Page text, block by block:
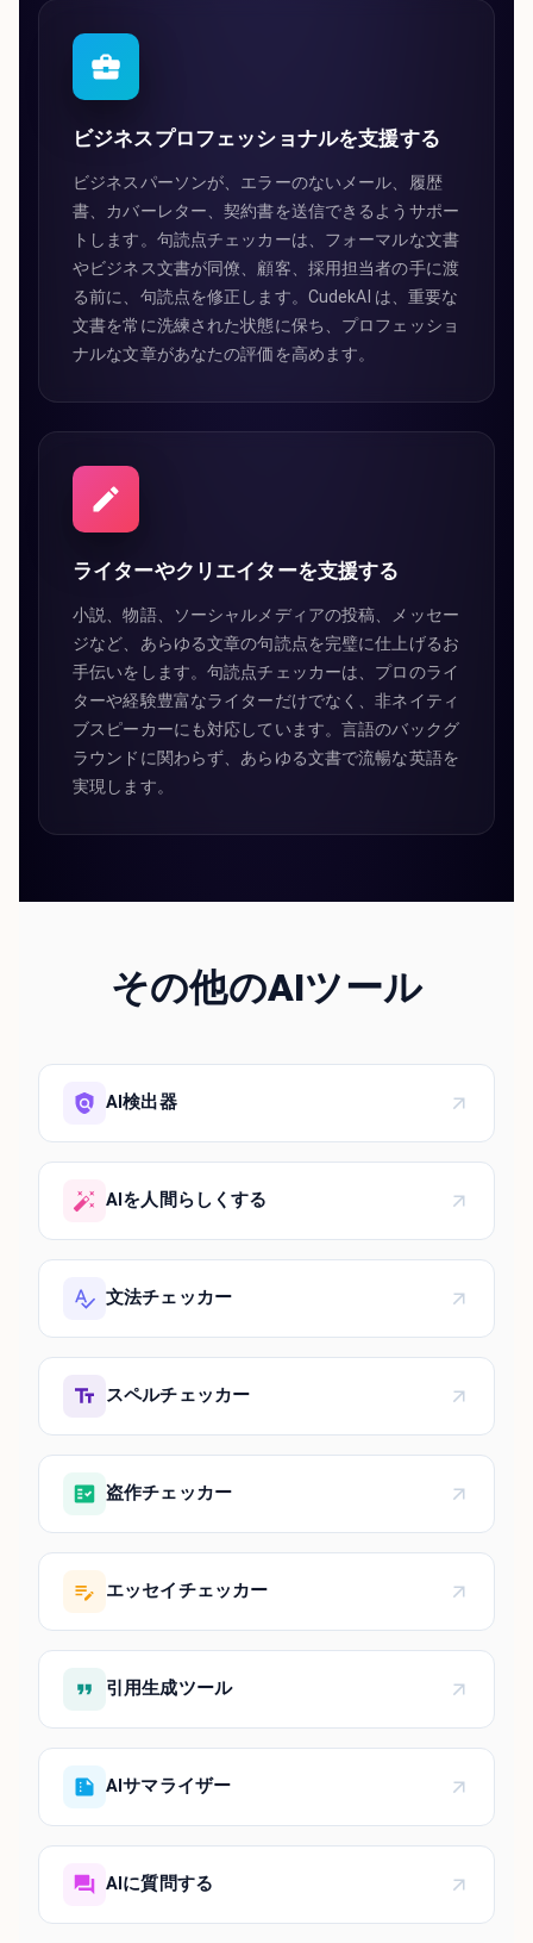
ビジネスプロフェッショナルを支援する
ビジネスパーソンが、エラーのないメール、履歴
書、カバーレター、契約書を送信できるようサポー
トします。句読点チェッカーは、フォーマルな文書
やビジネス文書が同僚、顧客、採用担当者の手に渡
る前に、句読点を修正します。CudekAI は、重要な
文書を常に洗練された状態に保ち、プロフェッショ
ナルな文章があなたの評価を高めます。
ライターやクリエイターを支援する
小説、物語、ソーシャルメディアの投稿、メッセー
ジなど、あらゆる文章の句読点を完璧に仕上げるお
手伝いをします。句読点チェッカーは、プロのライ
ターや経験豊富なライターだけでなく、非ネイティ
ブスピーカーにも対応しています。言語のバックグ
ラウンドに関わらず、あらゆる文書で流暢な英語を
実現します。
その他のAIツール
AI検出器
AIを人間らしくする
文法チェッカー
スペルチェッカー
盗作チェッカー
エッセイチェッカー
引用生成ツール
AIサマライザー
AIに質問する